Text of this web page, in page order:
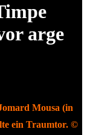
arge
Mousa (in
ein Traumtor. ©